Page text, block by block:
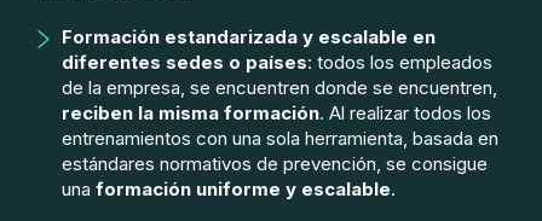
Formación estandarizada y escalable en
diferentes sedes o países: todos los empleados
de la empresa, se encuentren donde se encuentren,
reciben la misma formación. Al realizar todos los
entrenamientos con una sola herramienta, basada en
estándares normativos de prevención, se consigue
unaformación uniforme y escalable.